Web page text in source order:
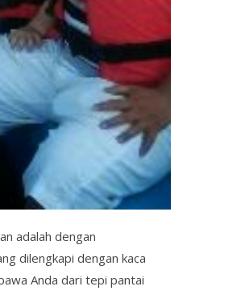
adalah dengan
dilengkapi dengan kaca
Anda dari tepi pantai